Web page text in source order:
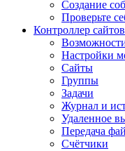
Создание
Проверьте
Контроллер сайтов
Настройки
Сайты
Группы
Задачи
Журнал и
Удаленное
Передача
Счётчики